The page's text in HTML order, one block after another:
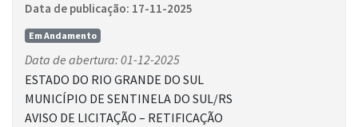
Data de publicação: 17-11-2025
Em Andamento
Data de abertura: 01-12-2025
ESTADO DO RIO GRANDE DO SUL
MUNICÍPIO DE SENTINELA DO SUL/RS
AVISO DE LICITAÇÃO – RETIFICAÇÃO